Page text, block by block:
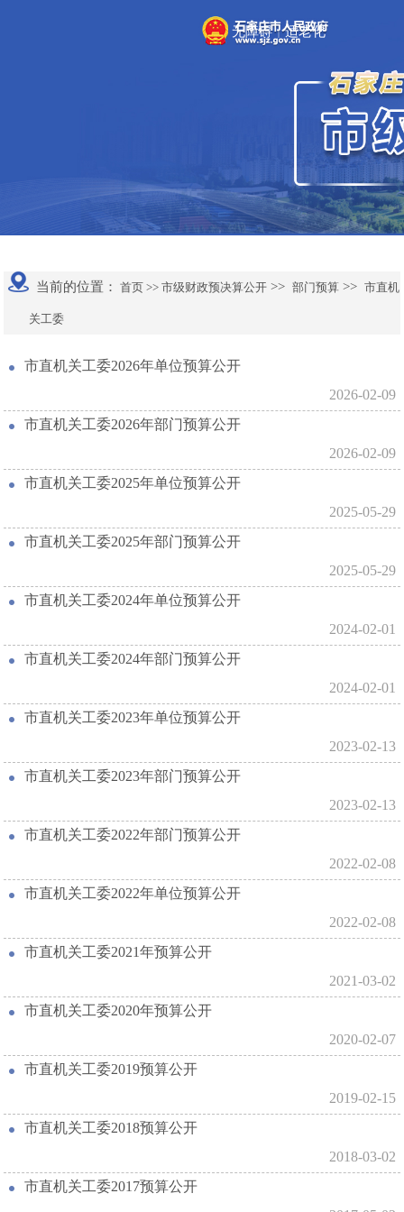
无障碍|适老化
当前的位置： 首页 >> 市级财政预决算公开 >>部门预算 >>市直机
关工委
市直机关工委2026年单位预算公开
2026-02-09
市直机关工委2026年部门预算公开
2026-02-09
市直机关工委2025年单位预算公开
2025-05-29
市直机关工委2025年部门预算公开
2025-05-29
市直机关工委2024年单位预算公开
2024-02-01
市直机关工委2024年部门预算公开
2024-02-01
市直机关工委2023年单位预算公开
2023-02-13
市直机关工委2023年部门预算公开
2023-02-13
市直机关工委2022年部门预算公开
2022-02-08
市直机关工委2022年单位预算公开
2022-02-08
市直机关工委2021年预算公开
2021-03-02
市直机关工委2020年预算公开
2020-02-07
市直机关工委2019预算公开
2019-02-15
市直机关工委2018预算公开
2018-03-02
市直机关工委2017预算公开